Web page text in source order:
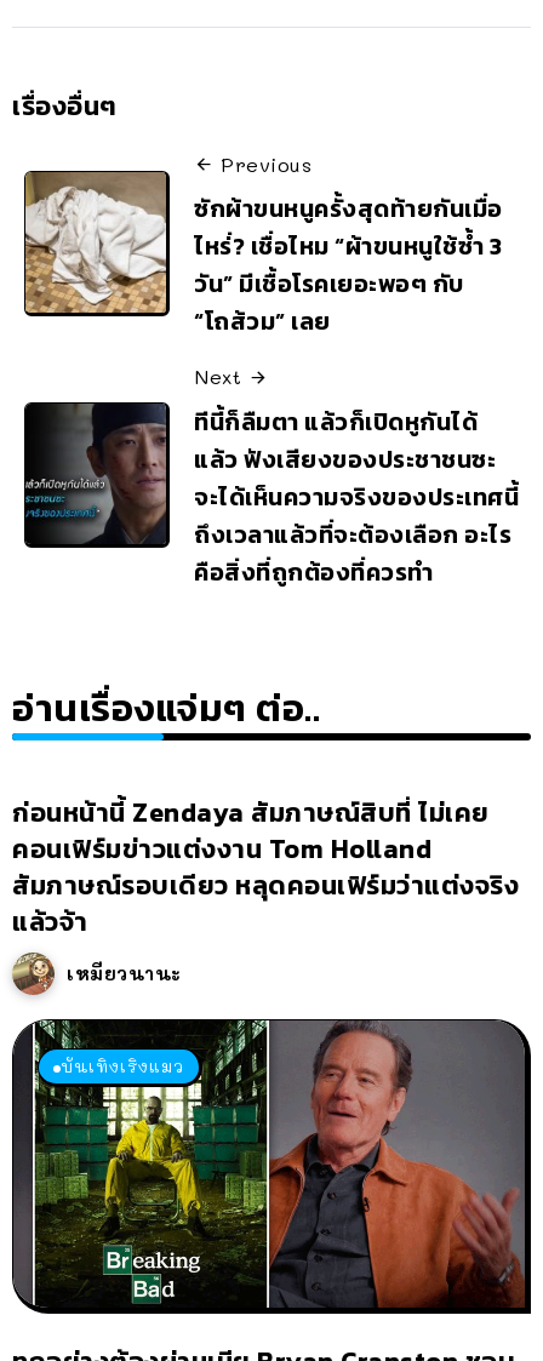
เรื่องอื่นๆ
Previous
ซักผ้าขนหนูครั้งสุดท้ายกันเมื่อ
ไหร่่? เชื่อไหม “ผ้าขนหนูใช้ซ้ำ 3
วัน” มีเชื้อโรคเยอะพอๆ กับ
“โถส้วม” เลย
Next
ทีนี้ก็ลืมตา แล้วก็เปิดหูกันได้
แล้ว ฟังเสียงของประชาชนซะ
จะได้เห็นความจริงของประเทศนี้
ถึงเวลาแล้วที่จะต้องเลือก อะไร
คือสิ่งที่ถูกต้องที่ควรทำ
อ่านเรื่องแจ่มๆ ต่อ..
ก่อนหน้านี้ Zendaya สัมภาษณ์สิบที่ ไม่เคย
คอนเฟิร์มข่าวแต่งงาน Tom Holland
สัมภาษณ์รอบเดียว หลุดคอนเฟิร์มว่าแต่งจริง
แล้วจ้า
เหมียวนานะ
บันเทิงเริงแมว